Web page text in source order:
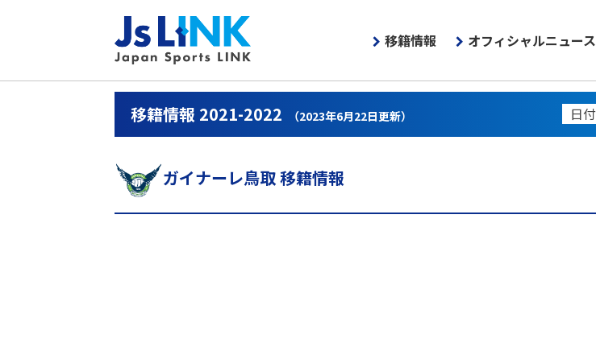
移籍情報 オフィシャルニュース
移籍情報 2021-2022 （2023年6月22日更新）
ガイナーレ鳥取 移籍情報